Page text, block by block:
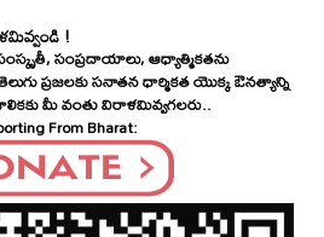
!
సంప్రదాయాలు, ఆధ్యాత్మికతను
ప్రజలకు సనాతన ధార్మికత యొక్క ఔనత్యాన్ని
మీ వంతు విరాళమివ్వగలరు..
From Bharat: